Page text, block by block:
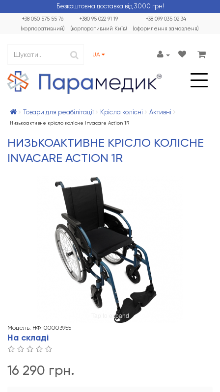
Безкоштовна доставка від 3000 грн!
+38 099 035 02 34
(оформлення замовленя)
+38 050 575 55 76
(корпоративний)
+380 95 022 91 19
(корпоративний Київ)
UA
Товари для реабілітації Крісла колісні Активні
Низькоактивне крісло колісне Invacare Action 1R
НИЗЬКОАКТИВНЕ КРІСЛО КОЛІСНЕ
INVACARE ACTION 1R
Tap to expand
Модель: НФ-00003955
На складі
16 290 грн.